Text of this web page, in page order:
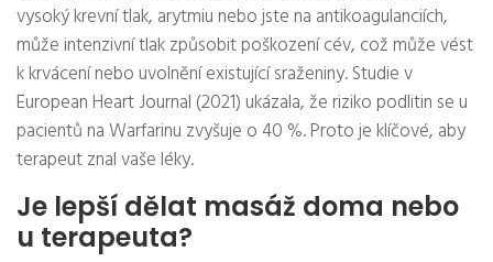
vysoký krevní tlak, arytmiu nebo jste na antikoagulanciích,
může intenzivní tlak způsobit poškození cév, což může vést
k krvácení nebo uvolnění existující sraženiny. Studie v
European Heart Journal (2021) ukázala, že riziko podlitin se u
pacientů na Warfarinu zvyšuje o 40 %. Proto je klíčové, aby
terapeut znal vaše léky.
Je lepší dělat masáž doma nebo
u terapeuta?